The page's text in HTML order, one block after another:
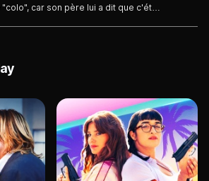
car son père lui a dit que c'était
personnes âgées bien décidées à
été....